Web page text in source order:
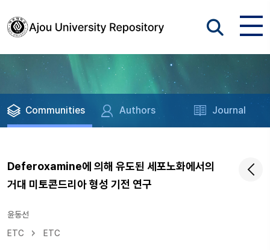
Communities Authors Journal
Deferoxamine에 의해 유도된 세포노화에서의
거대 미토콘드리아 형성 기전 연구
윤동선
ETC
ETC